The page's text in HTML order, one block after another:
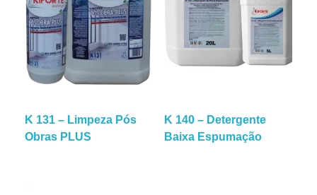
K 131 – Limpeza Pós
Obras PLUS
K 140 – Detergente
Baixa Espumação